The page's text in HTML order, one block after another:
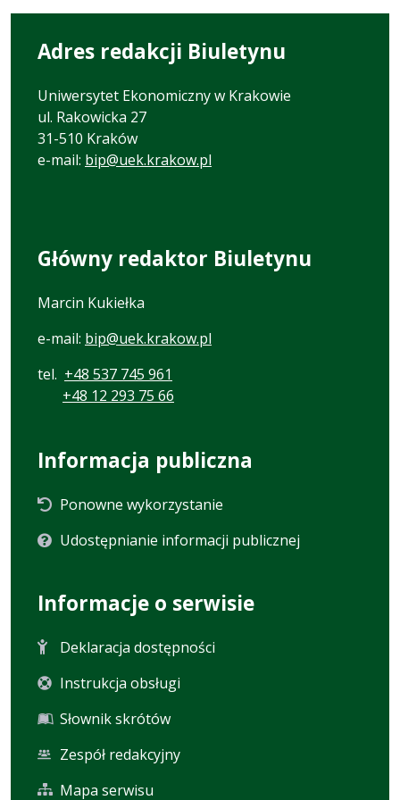
Adres redakcji Biuletynu
Uniwersytet Ekonomiczny w Krakowie
ul. Rakowicka 27
31-510 Kraków
e-mail: bip@uek.krakow.pl
Główny redaktor Biuletynu
Marcin Kukiełka
e-mail: bip@uek.krakow.pl
tel. +48 537 745 961
+48 12 293 75 66
Informacja publiczna
Ponowne wykorzystanie
Udostępnianie informacji publicznej
Informacje o serwisie
Deklaracja dostępności
Instrukcja obsługi
Słownik skrótów
Zespół redakcyjny
Mapa serwisu